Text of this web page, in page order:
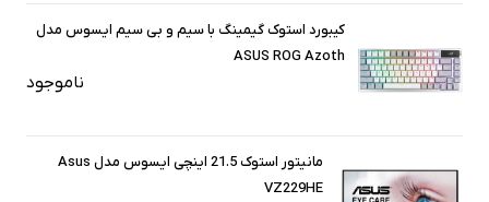
کیبورد استوک گیمینگ با سیم و بی سیم ایسوس مدل
ASUS ROG Azoth
ناموجود
مانیتور استوک 21.5 اینچی ایسوس مدل Asus
VZ229HE